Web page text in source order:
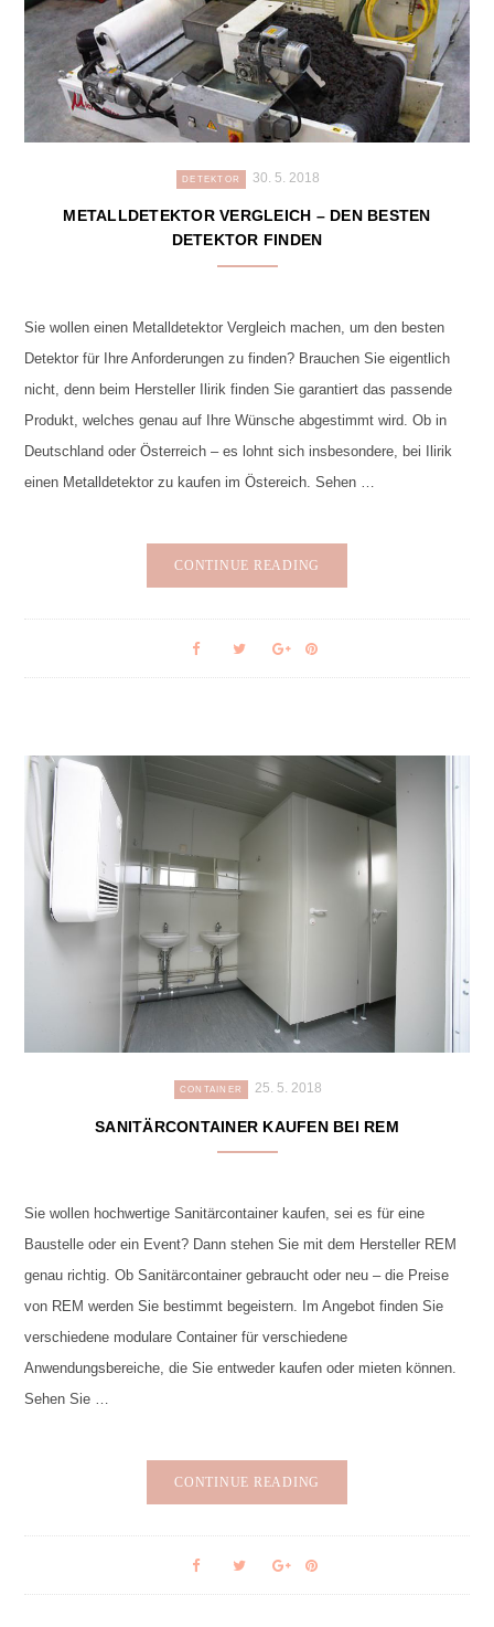
DETEKTOR 30. 5. 2018
METALLDETEKTOR VERGLEICH – DEN BESTEN
DETEKTOR FINDEN
Sie wollen einen Metalldetektor Vergleich machen, um den besten
Detektor für Ihre Anforderungen zu finden? Brauchen Sie eigentlich
nicht, denn beim Hersteller Ilirik finden Sie garantiert das passende
Produkt, welches genau auf Ihre Wünsche abgestimmt wird. Ob in
Deutschland oder Österreich – es lohnt sich insbesondere, bei Ilirik
einen Metalldetektor zu kaufen im Östereich. Sehen …
CONTINUE READING
CONTAINER 25. 5. 2018
SANITÄRCONTAINER KAUFEN BEI REM
Sie wollen hochwertige Sanitärcontainer kaufen, sei es für eine
Baustelle oder ein Event? Dann stehen Sie mit dem Hersteller REM
genau richtig. Ob Sanitärcontainer gebraucht oder neu – die Preise
von REM werden Sie bestimmt begeistern. Im Angebot finden Sie
verschiedene modulare Container für verschiedene
Anwendungsbereiche, die Sie entweder kaufen oder mieten können.
Sehen Sie …
CONTINUE READING